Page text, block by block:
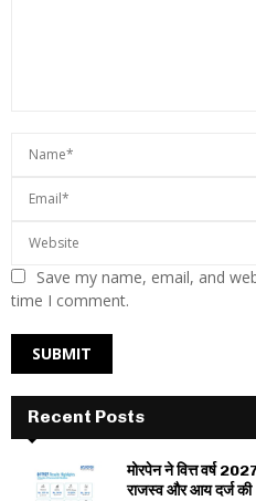
Save my name, email, and
time I comment.
Recent Posts
मोरपेन ने वित्त वर्ष
राजस्व और आय दर्ज